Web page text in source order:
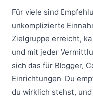
Für viele sind
unkomplizierte
Zielgruppe erreicht,
und mit jeder
sich das für Blogger,
Einrichtungen. Du
du wirklich stehst,